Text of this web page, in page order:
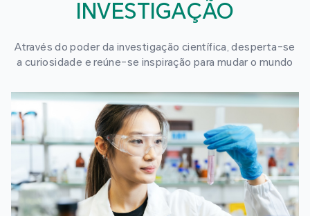
INVESTIGAÇÃO
Através do poder da investigação científica, desperta-se
a curiosidade e reúne-se inspiração para mudar o mundo